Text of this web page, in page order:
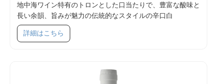
地中海ワイン特有のトロンとした口当たりで、豊富な酸味と
長い余韻、旨みが魅力の伝統的なスタイルの辛口白
詳細はこちら SKU 48002